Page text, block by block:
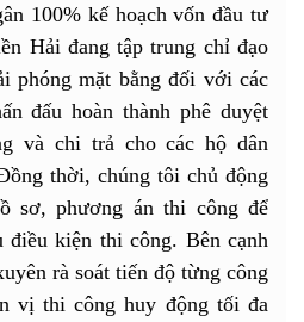
100% kế hoạch vốn đầu tư
Hải đang tập trung chỉ đạo
phóng mặt bằng đối với các
đấu hoàn thành phê duyệt
và chi trả cho các hộ dân
thời, chúng tôi chủ động
sơ, phương án thi công để
kiện thi công. Bên cạnh
rà soát tiến độ từng công
vị thi công huy động tối đa